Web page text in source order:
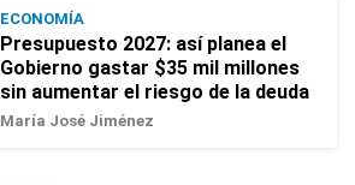
ECONOMÍA
Presupuesto 2027: así planea el
Gobierno gastar $35 mil millones
sin aumentar el riesgo de la deuda
María José Jiménez